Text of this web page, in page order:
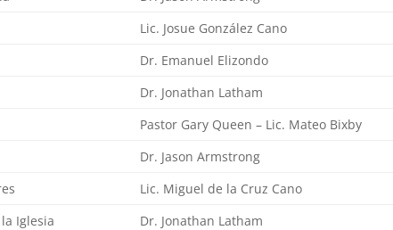
Lic. Josue González Cano
Dr. Emanuel Elizondo
Dr. Jonathan Latham
Pastor Gary Queen – Lic. Mateo Bixby
Dr. Jason Armstrong
Lic. Miguel de la Cruz Cano
Iglesia Dr. Jonathan Latham